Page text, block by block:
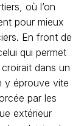
où l’on
pour mieux
En front de
qui permet
dans un
y éprouve vite
par les
extérieur